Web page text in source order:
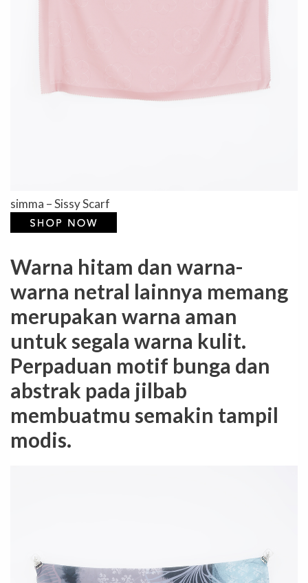
simma – Sissy Scarf
Warna hitam dan warna-
warna netral lainnya memang
merupakan warna aman
untuk segala warna kulit.
Perpaduan motif bunga dan
abstrak pada jilbab
membuatmu semakin tampil
modis.